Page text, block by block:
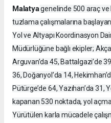
Malatyagenelinde 500 araç ve
tuzlama çalışmalarına başlayan
Yol ve Altyapı Koordinasyon
Müdürlüğüne bağlı ekipler;
Arguvan’da 45, Battalgazi’de
36, Doğanyol’da 14,
Pütürge’de 64, Yazıhan’da
kapanan 530 noktada, yol açma
Yürütülen karla mücadele